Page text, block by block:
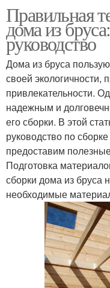
Правильная
дома из
руководство
Дома из бруса
своей экологичности,
привлекательности.
надежным и
его сборки. В этой
руководство по
предоставим
Подготовка
сборки дома из бруса
необходимые